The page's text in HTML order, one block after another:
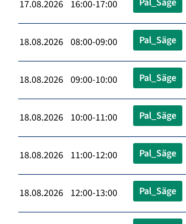
17.08.2026 16:00-17:00
18.08.2026 08:00-09:00 Pal_Säge
18.08.2026 09:00-10:00 Pal_Säge
18.08.2026 10:00-11:00 Pal_Säge
18.08.2026 11:00-12:00 Pal_Säge
18.08.2026 12:00-13:00 Pal_Säge